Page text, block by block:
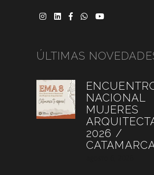
ÚLTIMAS
NACIONAL
MUJERES
2026 /